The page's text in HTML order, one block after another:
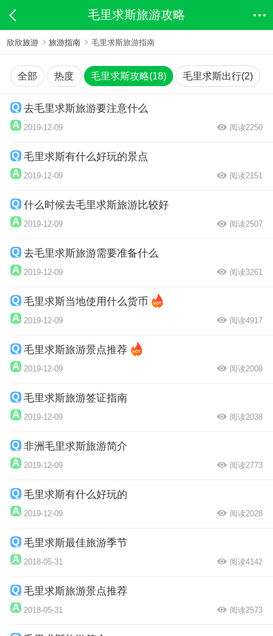
毛里求斯旅游攻略
欣欣旅游 旅游指南 毛里求斯旅游指南
全部 热度 毛里求斯攻略(18) 毛里求斯出行(2)
去毛里求斯旅游要注意什么
2019-12-09 阅读2250
毛里求斯有什么好玩的景点
2019-12-09 阅读2151
什么时候去毛里求斯旅游比较好
2019-12-09 阅读2507
去毛里求斯旅游需要准备什么
2019-12-09 阅读3261
毛里求斯当地使用什么货币
2019-12-09 阅读4917
毛里求斯旅游景点推荐
2019-12-09 阅读2008
毛里求斯旅游签证指南
2019-12-09 阅读2038
非洲毛里求斯旅游简介
2019-12-09 阅读2773
毛里求斯有什么好玩的
2019-12-09 阅读2028
毛里求斯最佳旅游季节
2018-05-31 阅读4142
毛里求斯旅游景点推荐
2018-05-31 阅读2573